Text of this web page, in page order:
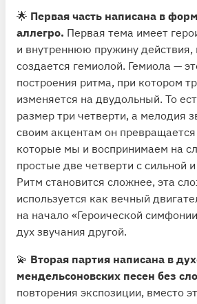
🌟 Первая часть написана в
аллегро. Первая тема имеет
и внутреннюю пружину действия,
создается гемиолой. Гемиола —
построения ритма, при котором
изменяется на двудольный. То
размер три четверти, а мелодия
своим акцентам он
которые мы и воспринимаем на
простые две четверти с сильной
Ритм становится сложнее, эта
используется как вечный
на начало «Героической
дух звучания другой.
💫 Вторая партия написана в
мендельсоновских песен без
повторения экспозиции, вместо